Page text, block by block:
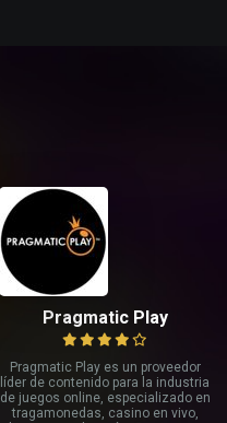
Pragmatic Play
Pragmatic Play es un proveedor
líder de contenido para la industria
de juegos online, especializado en
tragamonedas, casino en vivo,